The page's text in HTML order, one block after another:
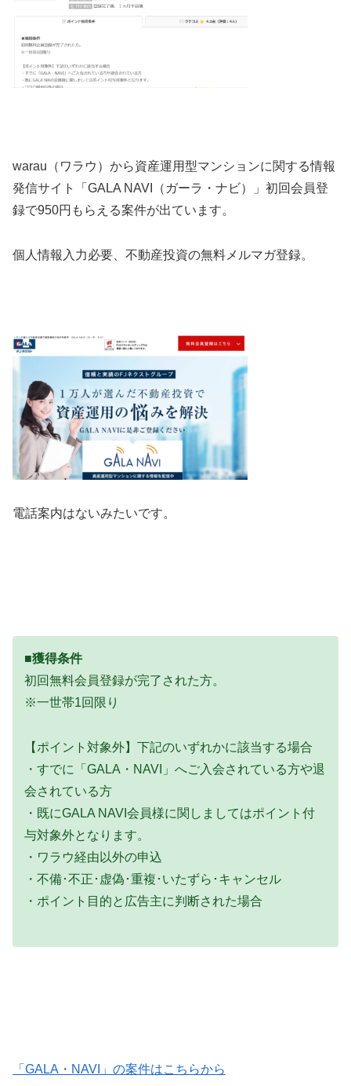
warau（ワラウ）から資産運用型マンションに関する情報
発信サイト「GALA NAVI（ガーラ・ナビ）」初回会員登
録で950円もらえる案件が出ています。
個人情報入力必要、 不動産投資の無料メルマガ登録。
電話案内はないみたいです。
■獲得条件
初回無料会員登録が完了された方。
※一世帯1回限り
【ポイント対象外】下記のいずれかに該当する場合
・すでに「GALA・NAVI」へご入会されている方や退
会されている方
・既にGALA NAVI会員様に関しましてはポイント付
与対象外となります。
・ワラウ経由以外の申込
・不備･不正･虚偽･重複･いたずら･キャンセル
・ポイント目的と広告主に判断された場合
「GALA・NAVI」の案件はこちらから